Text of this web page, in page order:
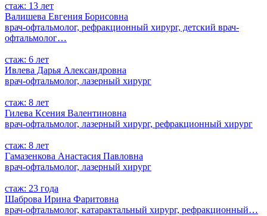
стаж: 13 лет
Валишева Евгения Борисовна
врач-офтальмолог, рефракционный хирург, детский врач-
офтальмолог…
стаж: 6 лет
Ивлева Дарья Александровна
врач-офтальмолог, лазерный хирург
стаж: 8 лет
Гилева Ксения Валентиновна
врач-офтальмолог, лазерный хирург, рефракционный хирург
стаж: 8 лет
Гамазенкова Анастасия Павловна
врач-офтальмолог, лазерный хирург
стаж: 23 года
Шаброва Ирина Фаритовна
врач-офтальмолог, катарактальный хирург, рефракционный…